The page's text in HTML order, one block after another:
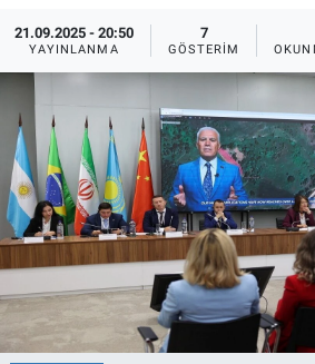
21.09.2025 - 20:50
YAYINLANMA
7
GÖSTERIM
Eğlence
Forum
Gerçeğin İzinde
Gün Başlıyor
Gün Bitiyor